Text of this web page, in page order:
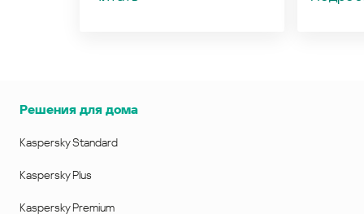
Решения для дома
Kaspersky Standard
Kaspersky Plus
Kaspersky Premium